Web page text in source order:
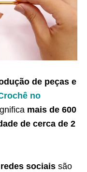
de peças e
no
mais de 600
de cerca de 2
redes sociais são